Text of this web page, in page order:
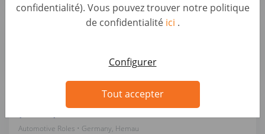
confidentialité). Vous pouvez trouver notre politique
de confidentialité ici .
Configurer
Tout accepter
Leiter Standort Fahrzeuglogistik / Yard Manager
Koordinator Fuhrpark / Yard Operations
Automotive Roles • Germany, Hemau